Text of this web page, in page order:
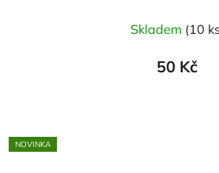
Skladem (10
50 Kč
NOVINKA